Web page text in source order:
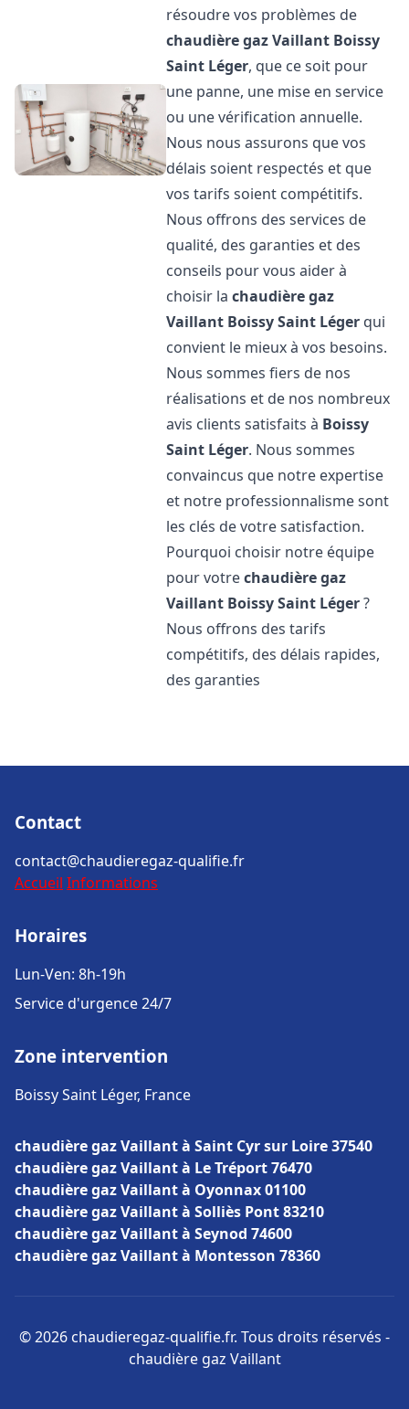
résoudre vos problèmes de
chaudière gaz Vaillant Boissy
Saint Léger, que ce soit pour
une panne, une mise en service
ou une vérification annuelle.
Nous nous assurons que vos
délais soient respectés et que
vos tarifs soient compétitifs.
Nous offrons des services de
qualité, des garanties et des
conseils pour vous aider à
choisir lachaudière gaz
Vaillant Boissy Saint Léger qui
convient le mieux à vos besoins.
Nous sommes fiers de nos
réalisations et de nos nombreux
avis clients satisfaits à Boissy
Saint Léger. Nous sommes
convaincus que notre expertise
et notre professionnalisme sont
les clés de votre satisfaction.
Pourquoi choisir notre équipe
pour votrechaudière gaz
Vaillant Boissy Saint Léger?
Nous offrons des tarifs
compétitifs, des délais rapides,
des garanties
Contact
contact@chaudieregaz-qualifie.fr
Accueil Informations
Horaires
Lun-Ven: 8h-19h
Service d'urgence 24/7
Zone intervention
Boissy Saint Léger, France
chaudière gaz Vaillant à Saint Cyr sur Loire 37540
chaudière gaz Vaillant à Le Tréport 76470
chaudière gaz Vaillant à Oyonnax 01100
chaudière gaz Vaillant à Solliès Pont 83210
chaudière gaz Vaillant à Seynod 74600
chaudière gaz Vaillant à Montesson 78360
© 2026 chaudieregaz-qualifie.fr. Tous droits réservés -
chaudière gaz Vaillant